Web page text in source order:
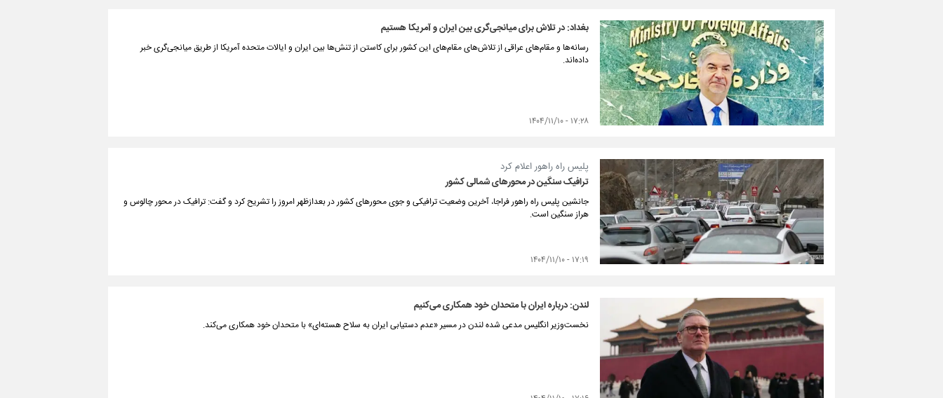
بغداد: در تلاش برای میانجی‌گری بین ایران و آمریکا هستیم
رسانه‌ها و مقام‌های عراقی از تلاش‌های مقام‌های این کشور برای کاستن از تنش‌ها بین ایران و ایالات متحده آمریکا از طریق میانجی‌گری خبر
داده‌اند.
۱۷:۲۸ - ۱۴۰۴/۱۱/۱۰
پلیس راه راهور اعلام کرد
ترافیک سنگین در محورهای شمالی کشور
جانشین پلیس راه راهور فراجا، آخرین وضعیت ترافیکی و جوی محورهای کشور در بعدازظهر امروز را تشریح کرد و گفت: ترافیک در محور چالوس و
هراز سنگین است.
۱۷:۱۹ - ۱۴۰۴/۱۱/۱۰
لندن: درباره ایران با متحدان خود همکاری می‌کنیم
نخست‌وزیر انگلیس مدعی شده لندن در مسیر «عدم دستیابی ایران به سلاح هسته‌ای» با متحدان خود همکاری می‌کند.